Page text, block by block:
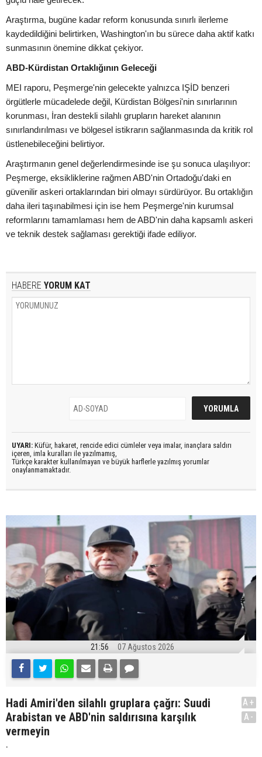
Araştırma, bugüne kadar reform konusunda sınırlı ilerleme
kaydedildiğini belirtirken, Washington'ın bu sürece daha aktif katkı
sunmasının önemine dikkat çekiyor.
ABD-Kürdistan Ortaklığının Geleceği
MEI raporu, Peşmerge'nin gelecekte yalnızca IŞİD benzeri
örgütlerle mücadelede değil, Kürdistan Bölgesi'nin sınırlarının
korunması, İran destekli silahlı grupların hareket alanının
sınırlandırılması ve bölgesel istikrarın sağlanmasında da kritik rol
üstlenebileceğini belirtiyor.
Araştırmanın genel değerlendirmesinde ise şu sonuca ulaşılıyor:
Peşmerge, eksikliklerine rağmen ABD'nin Ortadoğu'daki en
güvenilir askeri ortaklarından biri olmayı sürdürüyor. Bu ortaklığın
daha ileri taşınabilmesi için ise hem Peşmerge'nin kurumsal
reformlarını tamamlaması hem de ABD'nin daha kapsamlı askeri
ve teknik destek sağlaması gerektiği ifade ediliyor.
HABERE YORUM KAT
UYARI: Küfür, hakaret, rencide edici cümleler veya imalar, inançlara saldırı
içeren, imla kuralları ile yazılmamış,
Türkçe karakter kullanılmayan ve büyük harflerle yazılmış yorumlar
onaylanmamaktadır.
21:56 07 Ağustos 2026
Hadi Amiri'den silahlı gruplara çağrı: Suudi
Arabistan ve ABD'nin saldırısına karşılık
vermeyin
.
A+
A-